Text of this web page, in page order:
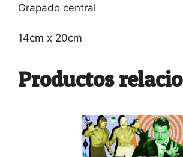
Grapado central
14cm x 20cm
Productos